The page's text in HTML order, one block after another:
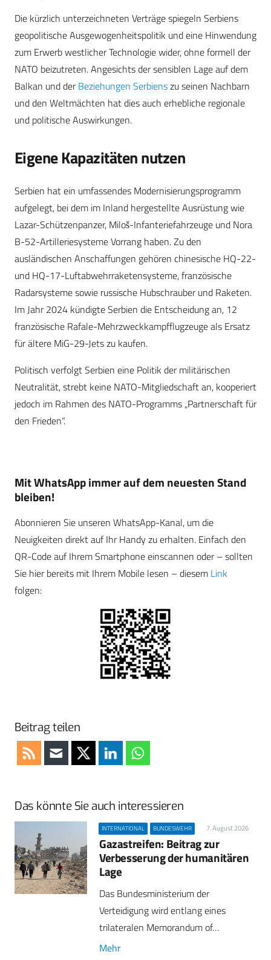
Die kürzlich unterzeichneten Verträge spiegeln Serbiens
geopolitische Ausgewogenheitspolitik und eine Hinwendung
zum Erwerb westlicher Technologie wider, ohne formell der
NATO beizutreten. Angesichts der sensiblen Lage auf dem
Balkan und derBeziehungen Serbienszu seinen Nachbarn
und den Weltmächten hat dies auch erhebliche regionale
und politische Auswirkungen.
Eigene Kapazitäten nutzen
Serbien hat ein umfassendes Modernisierungsprogramm
aufgelegt, bei dem im Inland hergestellte Ausrüstung wie
Lazar-Schützenpanzer, Miloš-Infanteriefahrzeuge und Nora
B-52-Artilleriesysteme Vorrang haben. Zu den
ausländischen Anschaffungen gehören chinesische HQ-22-
und HQ-17-Luftabwehrraketensysteme, französische
Radarsysteme sowie russische Hubschrauber und Raketen.
Im Jahr 2024 kündigte Serbien die Entscheidung an, 12
französische Rafale-Mehrzweckkampfflugzeuge als Ersatz
für ältere MiG-29-Jets zu kaufen.
Politisch verfolgt Serbien eine Politik der militärischen
Neutralität, strebt keine NATO-Mitgliedschaft an, kooperiert
jedoch im Rahmen des NATO-Programms „Partnerschaft für
den Frieden“.
Mit WhatsApp immer auf dem neuesten Stand
bleiben!
Abonnieren Sie unseren WhatsApp-Kanal, um die
Neuigkeiten direkt auf Ihr Handy zu erhalten. Einfach den
QR-Code auf Ihrem Smartphone einscannen oder – sollten
Sie hier bereits mit Ihrem Mobile lesen – diesem Link
folgen:
Beitrag teilen
Das könnte Sie auch interessieren
INTERNATIONAL BUNDESWEHR 7. August 2026
Gazastreifen: Beitrag zur
Verbesserung der humanitären
Lage
Das Bundesministerium der
Verteidigung wird entlang eines
trilateralen Memorandum of…
Mehr